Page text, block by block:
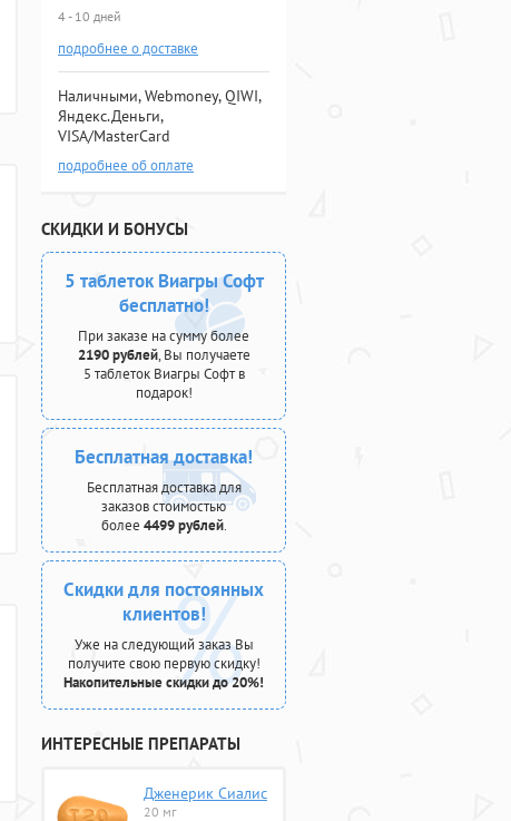
4 - 10 дней
подробнее о доставке
Наличными, Webmoney, QIWI,
Яндекс.Деньги,
VISA/MasterCard
подробнее об оплате
СКИДКИ И БОНУСЫ
5 таблеток Виагры Софт
бесплатно!
При заказе на сумму более
2190 рублей, Вы получаете
5 таблеток Виагры Софт в
подарок!
Бесплатная доставка!
Бесплатная доставка для
заказов стоимостью
более 4499 рублей.
Скидки для постоянных
клиентов!
Уже на следующий заказ Вы
получите свою первую скидку!
Накопительные скидки до 20%!
ИНТЕРЕСНЫЕ ПРЕПАРАТЫ
Дженерик Сиалис
20 мг